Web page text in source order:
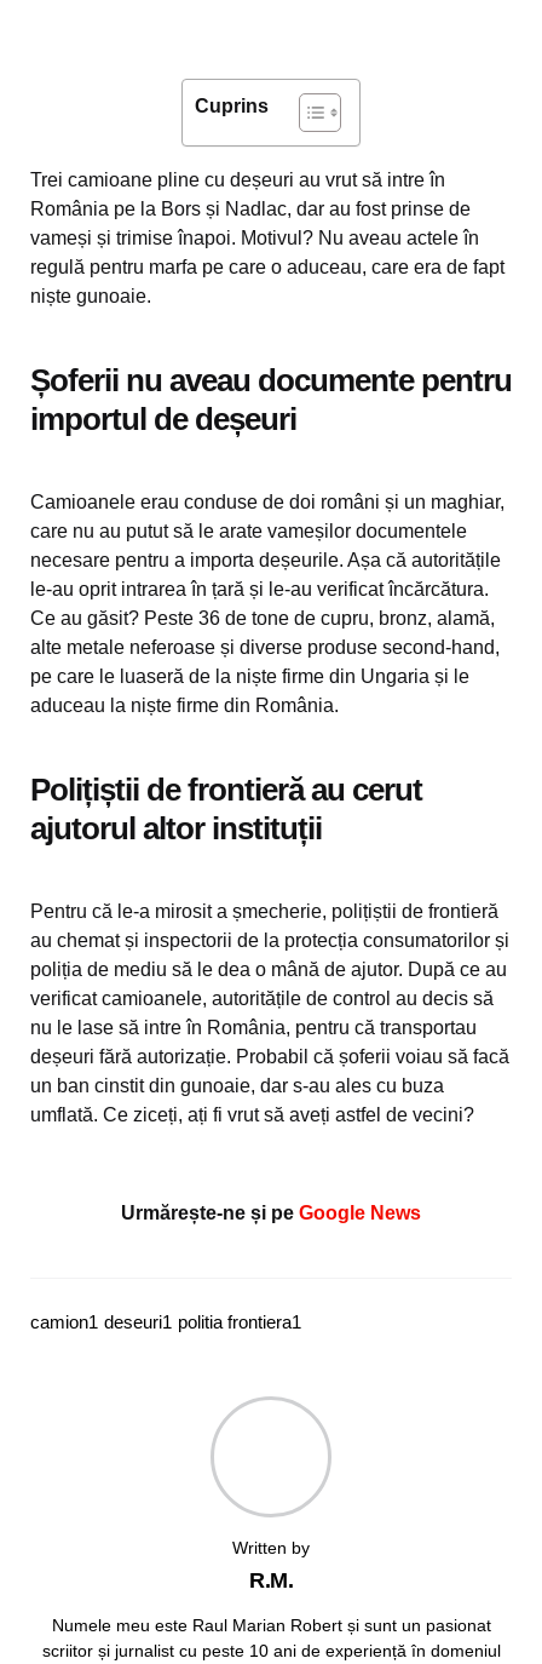
Cuprins
Trei camioane pline cu deșeuri au vrut să intre în
România pe la Bors și Nadlac, dar au fost prinse de
vameși și trimise înapoi. Motivul? Nu aveau actele în
regulă pentru marfa pe care o aduceau, care era de fapt
niște gunoaie.
Șoferii nu aveau documente pentru
importul de deșeuri
Camioanele erau conduse de doi români și un maghiar,
care nu au putut să le arate vameșilor documentele
necesare pentru a importa deșeurile. Așa că autoritățile
le-au oprit intrarea în țară și le-au verificat încărcătura.
Ce au găsit? Peste 36 de tone de cupru, bronz, alamă,
alte metale neferoase și diverse produse second-hand,
pe care le luaseră de la niște firme din Ungaria și le
aduceau la niște firme din România.
Polițiștii de frontieră au cerut
ajutorul altor instituții
Pentru că le-a mirosit a șmecherie, polițiștii de frontieră
au chemat și inspectorii de la protecția consumatorilor și
poliția de mediu să le dea o mână de ajutor. După ce au
verificat camioanele, autoritățile de control au decis să
nu le lase să intre în România, pentru că transportau
deșeuri fără autorizație. Probabil că șoferii voiau să facă
un ban cinstit din gunoaie, dar s-au ales cu buza
umflată. Ce ziceți, ați fi vrut să aveți astfel de vecini?
Urmărește-ne și pe Google News
camion1 deseuri1 politia frontiera1
Written by
R.M.
Numele meu este Raul Marian Robert și sunt un pasionat
scriitor și jurnalist cu peste 10 ani de experiență în domeniul